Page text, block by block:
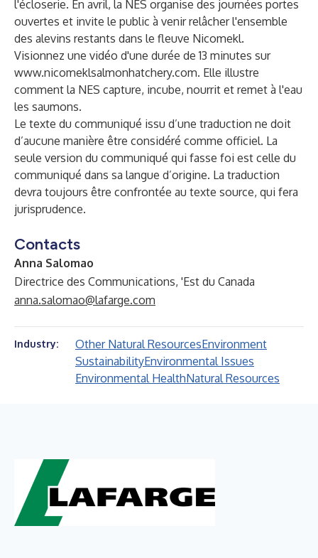
l'écloserie. En avril, la NES organise des journées portes
ouvertes et invite le public à venir relâcher l'ensemble
des alevins restants dans le fleuve Nicomekl.
Visionnez une vidéo d'une durée de 13 minutes sur
www.nicomeklsalmonhatchery.com. Elle illustre
comment la NES capture, incube, nourrit et remet à l'eau
les saumons.
Le texte du communiqué issu d’une traduction ne doit
d’aucune manière être considéré comme officiel. La
seule version du communiqué qui fasse foi est celle du
communiqué dans sa langue d’origine. La traduction
devra toujours être confrontée au texte source, qui fera
jurisprudence.
Contacts
Anna Salomao
Directrice des Communications, 'Est du Canada
anna.salomao@lafarge.com
Industry: Other Natural ResourcesEnvironment
SustainabilityEnvironmental Issues
Environmental HealthNatural Resources